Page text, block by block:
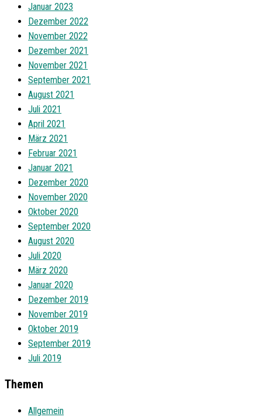
Januar 2023
Dezember 2022
November 2022
Dezember 2021
November 2021
September 2021
August 2021
Juli 2021
April 2021
März 2021
Februar 2021
Januar 2021
Dezember 2020
November 2020
Oktober 2020
September 2020
August 2020
Juli 2020
März 2020
Januar 2020
Dezember 2019
November 2019
Oktober 2019
September 2019
Juli 2019
Themen
Allgemein